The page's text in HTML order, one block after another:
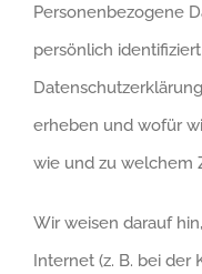
Personenbezogene
persönlich
erheben und wofür
wie und zu welchem
Wir weisen darauf
Internet (z. B. bei der